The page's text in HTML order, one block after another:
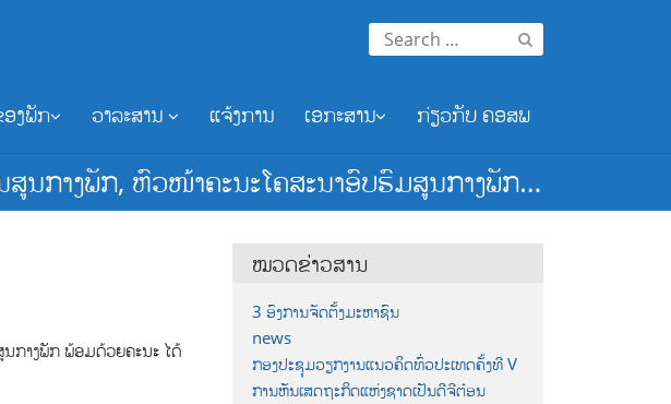
Search
for:
ອງພັກ ວາລະສານ ແຈ້ງການ ເອກະສານ ກ່ຽວກັບ ຄອສພ
ນກາງພັກ, ຫົວໜ້າຄະນະໂຄສະນາອົບຮົມສູນກາງພັກ…
ກາງພັກ ພ້ອມດ້ວຍຄະນະ ໄດ້
ໝວດຂ່າວສານ
3 ອົງການຈັດຕັ້ງມະຫາຊົນ
news
ກອງປະຊຸມວຽກງານແນວຄິດທົ່ວປະເທດຄັ້ງທີ V
ການຫັນເສດຖະກິດແຫ່ງຊາດເປັນດີຈີຕ໋ອນ